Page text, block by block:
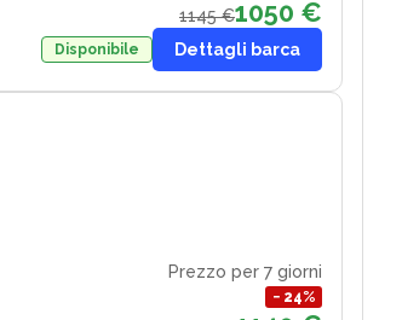
1145 €1050 €
Disponibile Dettagli barca
Prezzo per 7 giorni
− 24%